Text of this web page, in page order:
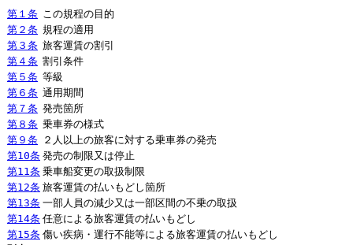
第１条 この規程の目的
第２条 規程の適用
第３条 旅客運賃の割引
第４条 割引条件
第５条 等級
第６条 通用期間
第７条 発売箇所
第８条 乗車券の様式
第９条 ２人以上の旅客に対する乗車券の発売
第10条 発売の制限又は停止
第11条 乗車船変更の取扱制限
第12条 旅客運賃の払いもどし箇所
第13条 一部人員の減少又は一部区間の不乗の取扱
第14条 任意による旅客運賃の払いもどし
第15条 傷い疾病・運行不能等による旅客運賃の払いもどし